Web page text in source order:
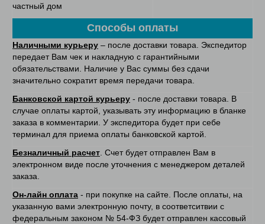
частный дом
Способы оплаты
Наличными курьеру – после доставки товара. Экспедитор
передает Вам чек и накладную с гарантийными
обязательствами. Наличие у Вас суммы без сдачи
значительно сократит время передачи товара.
Банковской картой курьеру - после доставки товара. В
случае оплаты картой, указывать эту информацию в бланке
заказа в комментарии. У экспедитора будет при себе
терминал для приема оплаты банковской картой.
Безналичный расчет . Счет будет отправлен Вам в
электронном виде после уточнения с менеджером деталей
заказа.
Он-лайн оплата - при покупке на сайте. После оплаты, на
указанную вами электронную почту, в соответситвии с
федеральным законом № 54-ФЗ будет отправлен кассовый